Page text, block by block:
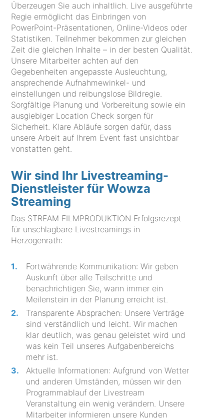
Überzeugen Sie auch inhaltlich. Live ausgeführte
Regie ermöglicht das Einbringen von
PowerPoint-Präsentationen, Online-Videos oder
Statistiken. Teilnehmer bekommen zur gleichen
Zeit die gleichen Inhalte – in der besten Qualität.
Unsere Mitarbeiter achten auf den
Gegebenheiten angepasste Ausleuchtung,
ansprechende Aufnahmewinkel- und
einstellungen und reibungslose Bildregie.
Sorgfältige Planung und Vorbereitung sowie ein
ausgiebiger Location Check sorgen für
Sicherheit. Klare Abläufe sorgen dafür, dass
unsere Arbeit auf Ihrem Event fast unsichtbar
vonstatten geht.
Wir sind Ihr Livestreaming-
Dienstleister für Wowza
Streaming
Das STREAM FILMPRODUKTION Erfolgsrezept
für unschlagbare Livestreamings in
Herzogenrath:
Fortwährende Kommunikation: Wir geben
Auskunft über alle Teilschritte und
benachrichtigen Sie, wann immer ein
Meilenstein in der Planung erreicht ist.
Transparente Absprachen: Unsere Verträge
sind verständlich und leicht. Wir machen
klar deutlich, was genau geleistet wird und
was kein Teil unseres Aufgabenbereichs
mehr ist.
Aktuelle Informationen: Aufgrund von Wetter
und anderen Umständen, müssen wir den
Programmablauf der Livestream
Veranstaltung ein wenig verändern. Unsere
Mitarbeiter informieren unsere Kunden